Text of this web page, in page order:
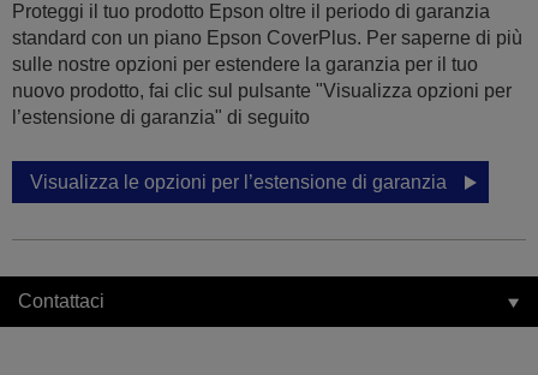
Proteggi il tuo prodotto Epson oltre il periodo di garanzia
standard con un piano Epson CoverPlus. Per saperne di più
sulle nostre opzioni per estendere la garanzia per il tuo
nuovo prodotto, fai clic sul pulsante "Visualizza opzioni per
l’estensione di garanzia" di seguito
Visualizza le opzioni per l’estensione di garanzia
Contattaci